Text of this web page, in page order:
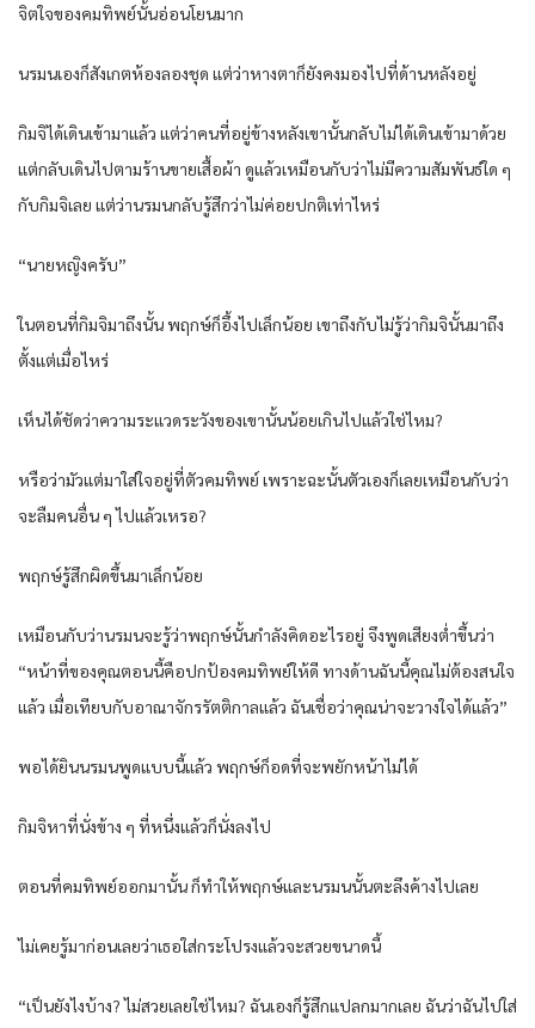
จิตใจของคมทิพย์นั้นอ่อนโยนมาก
นรมนเองก็สังเกตห้องลองชุด แต่ว่าหางตาก็ยังคงมองไปที่ด้านหลังอยู่
กิมจิได้เดินเข้ามาแล้ว แต่ว่าคนที่อยู่ข้างหลังเขานั้นกลับไม่ได้เดินเข้ามาด้วย
แต่กลับเดินไปตามร้านขายเสื้อผ้า ดูแล้วเหมือนกับว่าไม่มีความสัมพันธ์ใด ๆ
กับกิมจิเลย แต่ว่านรมนกลับรู้สึกว่าไม่ค่อยปกติเท่าไหร่
“นายหญิงครับ”
ในตอนที่กิมจิมาถึงนั้น พฤกษ์ก็อึ้งไปเล็กน้อย เขาถึงกับไม่รู้ว่ากิมจินั้นมาถึง
ตั้งแต่เมื่อไหร่
เห็นได้ชัดว่าความระแวดระวังของเขานั้นน้อยเกินไปแล้วใช่ไหม?
หรือว่ามัวแต่มาใส่ใจอยู่ที่ตัวคมทิพย์ เพราะฉะนั้นตัวเองก็เลยเหมือนกับว่า
จะลืมคนอื่น ๆ ไปแล้วเหรอ?
พฤกษ์รู้สึกผิดขึ้นมาเล็กน้อย
เหมือนกับว่านรมนจะรู้ว่าพฤกษ์นั้นกำลังคิดอะไรอยู่ จึงพูดเสียงต่ำขึ้นว่า
“หน้าที่ของคุณตอนนี้คือปกป้องคมทิพย์ให้ดี ทางด้านฉันนี้คุณไม่ต้องสนใจ
แล้ว เมื่อเทียบกับอาณาจักรรัตติกาลแล้ว ฉันเชื่อว่าคุณน่าจะวางใจได้แล้ว”
พอได้ยินนรมนพูดแบบนี้แล้ว พฤกษ์ก็อดที่จะพยักหน้าไม่ได้
กิมจิหาที่นั่งข้าง ๆ ที่หนึ่งแล้วก็นั่งลงไป
ตอนที่คมทิพย์ออกมานั้น ก็ทำให้พฤกษ์และนรมนนั้นตะลึงค้างไปเลย
ไม่เคยรู้มาก่อนเลยว่าเธอใส่กระโปรงแล้วจะสวยขนาดนี้
“เป็นยังไงบ้าง? ไม่สวยเลยใช่ไหม? ฉันเองก็รู้สึกแปลกมากเลย ฉันว่าฉันไปใส่